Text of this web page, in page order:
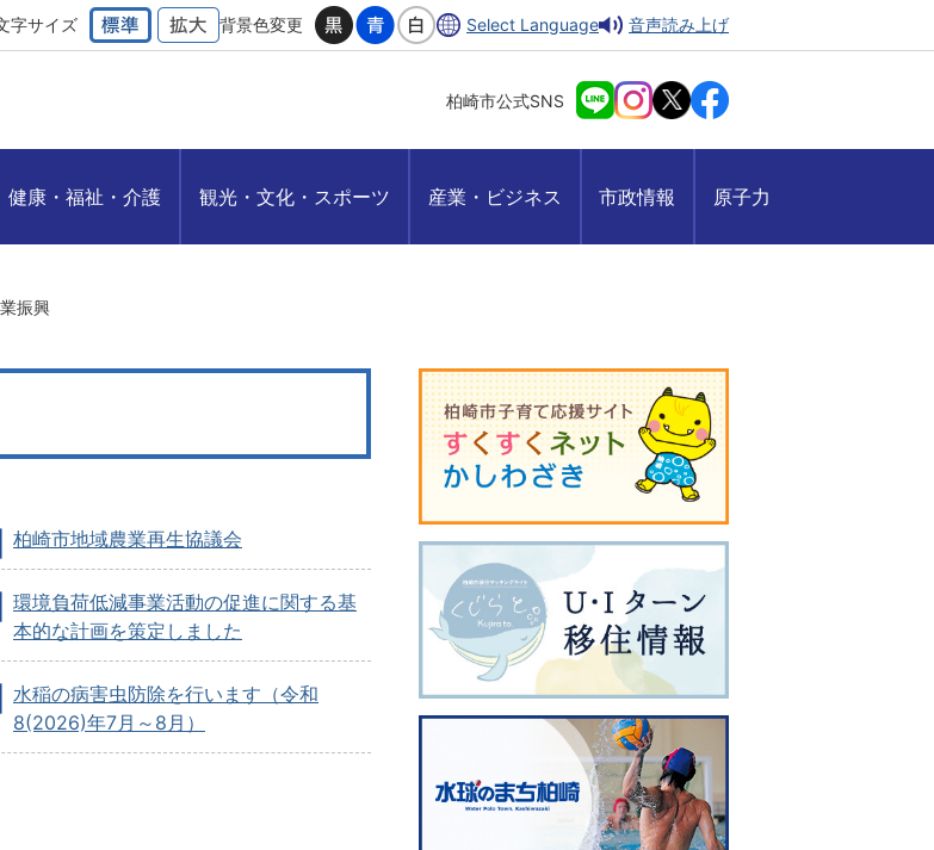
字サイズ 背景色変更 Select Language 音声読み上げ
柏崎市公式SNS
健康・福祉・介護 観光・文化・スポーツ 産業・ビジネス 市政情報 原子力
振興
柏崎市地域農業再生協議会
環境負荷低減事業活動の促進に関する基
本的な計画を策定しました
水稲の病害虫防除を行います（令和
8(2026)年7月～8月）